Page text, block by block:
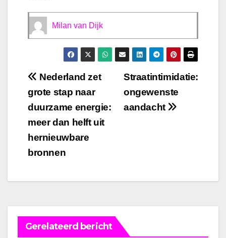
Milan van Dijk
Bericht
navigatie
Straatintimidatie:
ongewenste
aandacht
Nederland zet
grote stap naar
duurzame energie:
meer dan helft uit
hernieuwbare
bronnen
Gerelateerd bericht